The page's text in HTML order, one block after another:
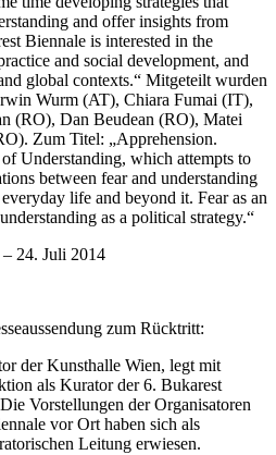
and offer insights from
Biennale is interested in the
and social development, and
global contexts.“ Mitgeteilt wurden
Wurm (AT), Chiara Fumai (IT),
(RO), Dan Beudean (RO), Matei
Zum Titel: „Apprehension.
Understanding, which attempts to
between fear and understanding
life and beyond it. Fear as an
as a political strategy.“
24. Juli 2014
zum Rücktritt:
der Kunsthalle Wien, legt mit
als Kurator der 6. Bukarest
Vorstellungen der Organisatoren
vor Ort haben sich als
Leitung erwiesen.